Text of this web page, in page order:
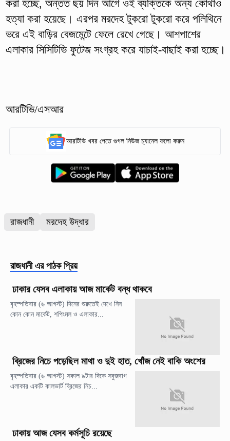
করা হচ্ছে, অন্তত ছয় দিন আগে ওই ব্যক্তিকে অন্য কোথাও
হত্যা করা হয়েছে। এরপর মরদেহ টুকরো টুকরো করে পলিথিনে
ভরে এই বাড়ির বেজমেন্টে ফেলে রেখে গেছে। আশপাশের
এলাকার সিসিটিভি ফুটেজ সংগ্রহ করে যাচাই-বাছাই করা হচ্ছে।
আরটিভি/এসআর
আরটিভি খবর পেতে গুগল নিউজ চ্যানেল ফলো করুন
রাজধানী মরদেহ উদ্ধার
রাজধানী এর পাঠক প্রিয়
ঢাকার যেসব এলাকায় আজ মার্কেট বন্ধ থাকবে
বৃহস্পতিবার (৬ আগস্ট) দিনের শুরুতেই দেখে নিন
কোন কোন মার্কেট, শপিংমল ও এলাকার...
ব্রিজের নিচে পড়েছিল মাথা ও দুই হাত, খোঁজ নেই বাকি অংশের
বৃহস্পতিবার (৬ আগস্ট) সকাল ৯টার দিকে সবুজবাগ
এলাকার একটি কালভার্ট ব্রিজের নিচ...
ঢাকায় আজ যেসব কর্মসূচি রয়েছে